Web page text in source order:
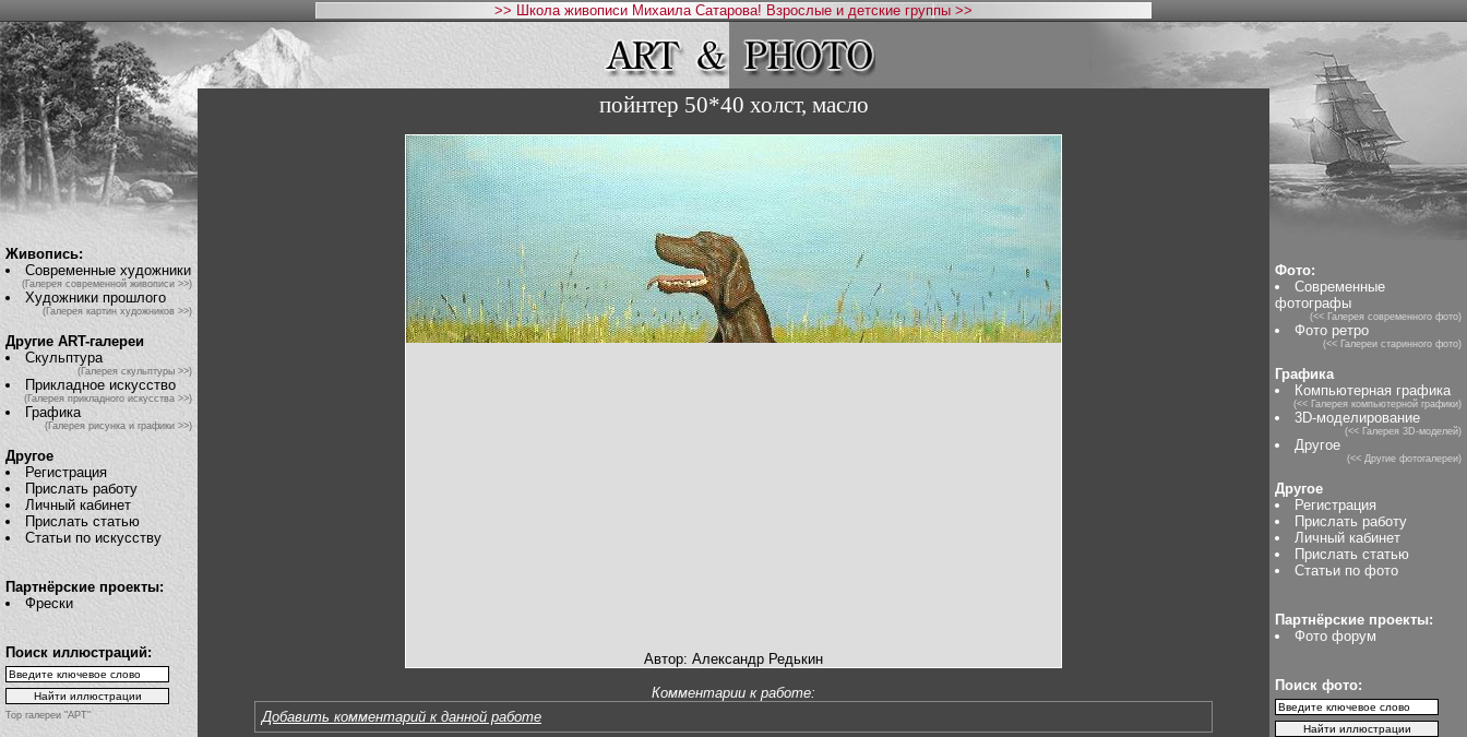
>> Школа живописи Михаила Сатарова! Взрослые и детские группы >>
Живопись:
Современные художники
(Галерея современной живописи >>)
Художники прошлого
(Галерея картин художников >>)
Другие ART-галереи
Скульптура
(Галерея скульптуры >>)
Прикладное искусство
(Галерея прикладного искусства >>)
Графика
(Галерея рисунка и графики >>)
Другое
Регистрация
Прислать работу
Личный кабинет
Прислать статью
Статьи по искусству
Партнёрские проекты:
Фрески
Поиск иллюстраций:
Top галереи "АРТ"
пойнтер 50*40 холст, масло
Автор: Александр Редькин
Комментарии к работе:
Добавить комментарий к данной работе
Фото:
Современные
фотографы
(<< Галерея современного фото)
Фото ретро
(<< Галереи старинного фото)
Графика
Компьютерная графика
(<< Галерея компьютерной графики)
3D-моделирование
(<< Галерея 3D-моделей)
Другое
(<< Другие фотогалереи)
Другое
Регистрация
Прислать работу
Личный кабинет
Прислать статью
Статьи по фото
Партнёрские проекты:
Фото форум
Поиск фото: